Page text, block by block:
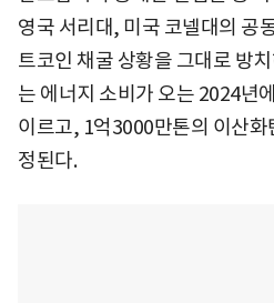
영국 서리대, 미국 코넬대의 공
트코인 채굴 상황을 그대로 방
는 에너지 소비가 오는 2024년
이르고, 1억3000만톤의 이산
정된다.